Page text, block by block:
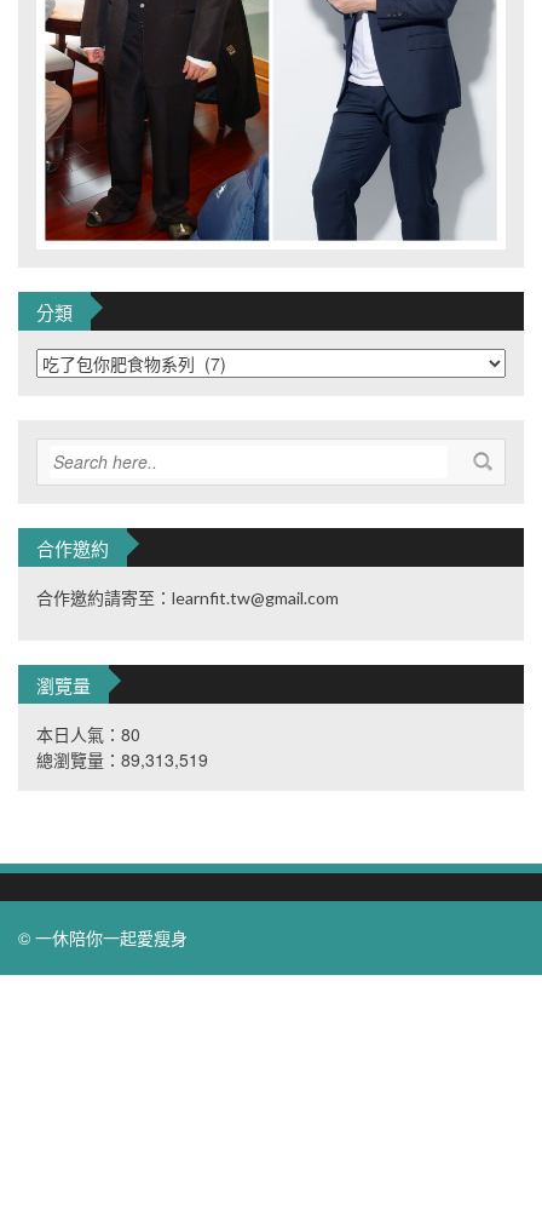
分類
分
類
合作邀約
合作邀約請寄至：learnfit.tw@gmail.com
瀏覽量
本日人氣：80
總瀏覽量：89,313,519
© 一休陪你一起愛瘦身